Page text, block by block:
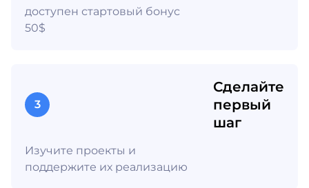
доступен стартовый бонус
50$
3
Сделайте
первый
шаг
Изучите проекты и
поддержите их реализацию